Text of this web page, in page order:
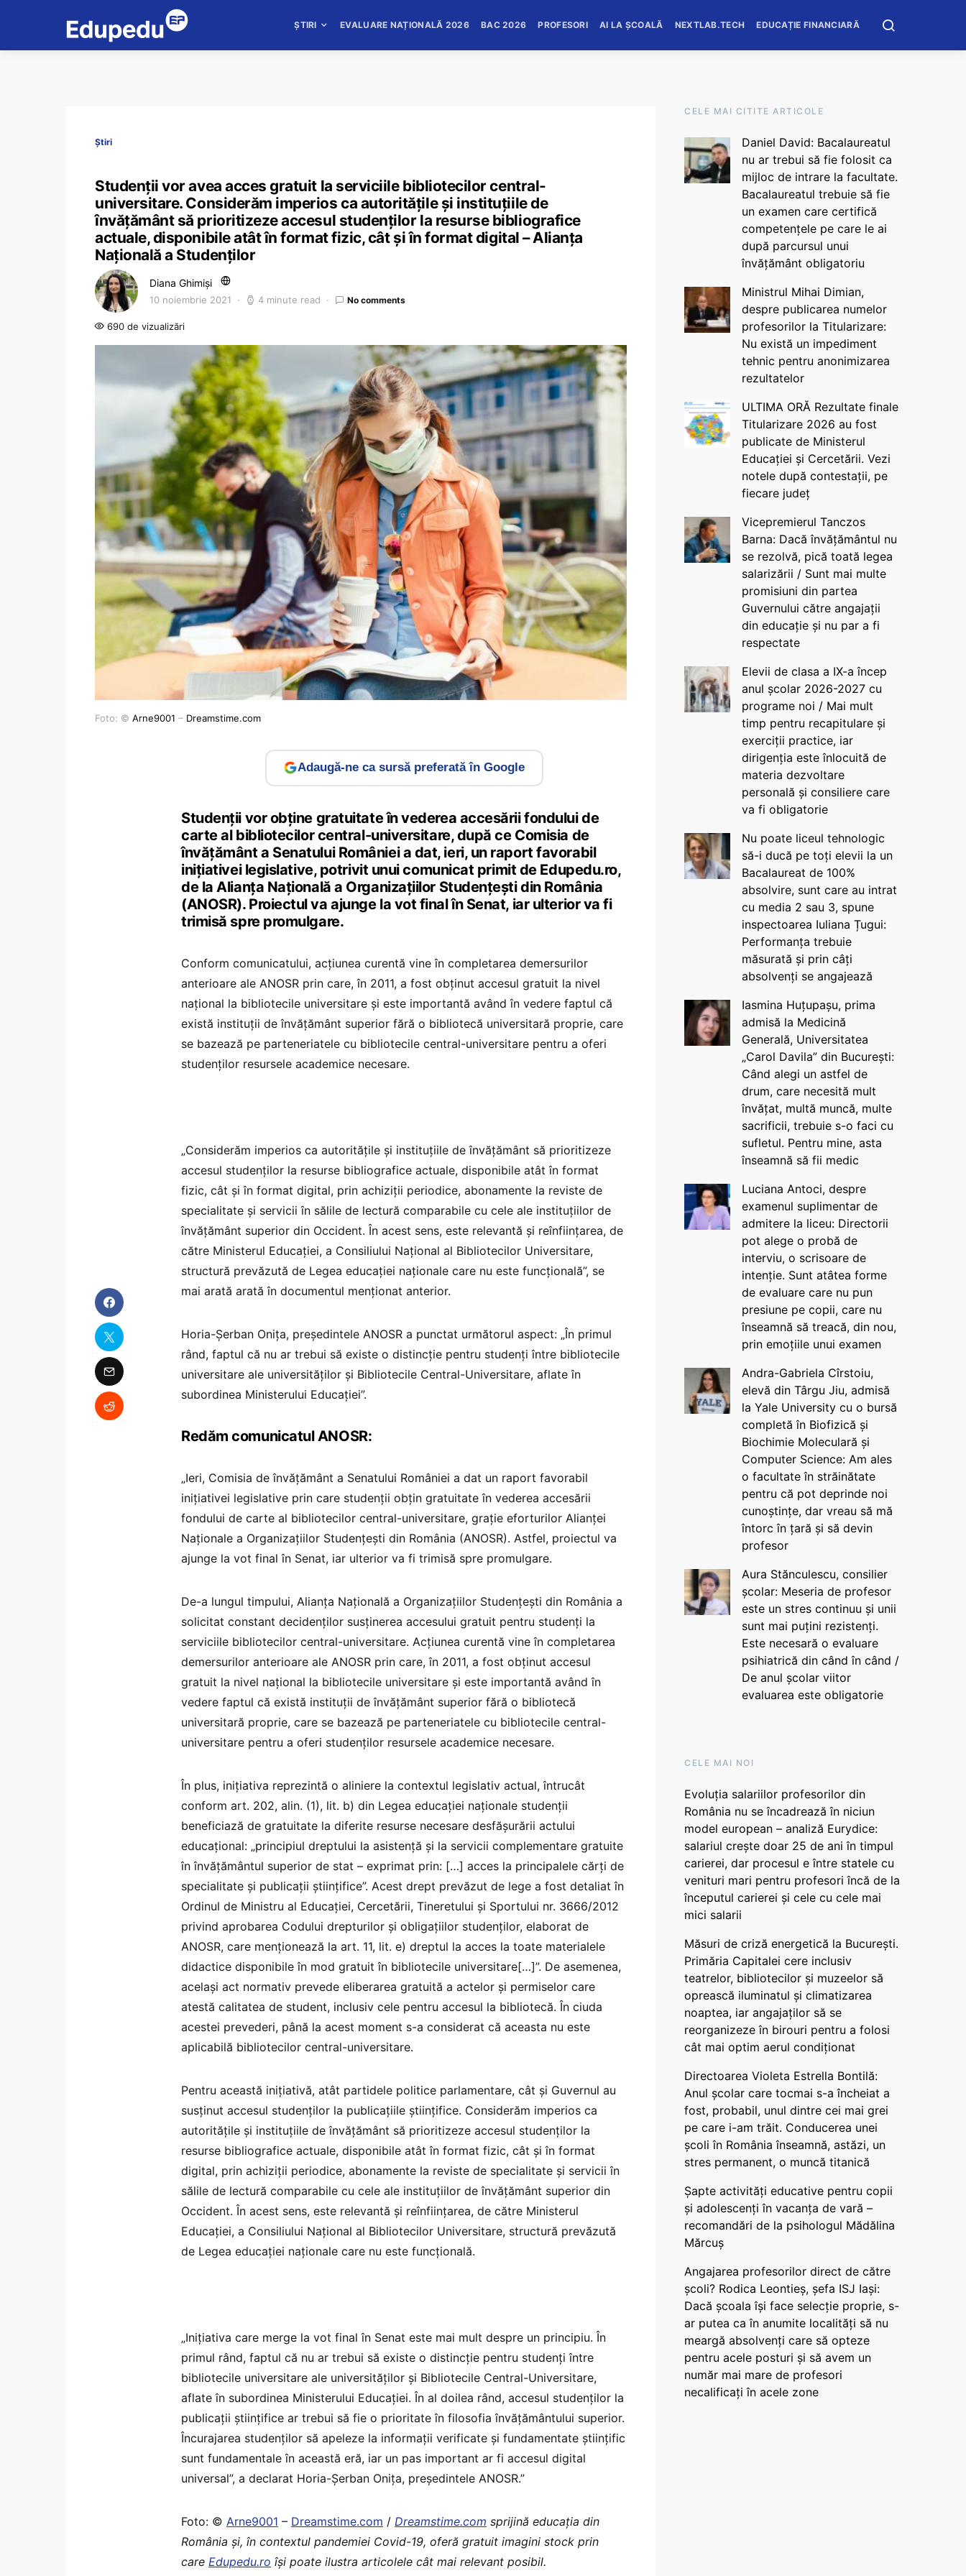
ȘTIRI EVALUARE NAȚIONALĂ 2026 BAC 2026 PROFESORI AI LA ȘCOALĂ NEXTLAB.TECH EDUCAȚIE FINANCIARĂ
Știri
Studenții vor avea acces gratuit la serviciile bibliotecilor central-
universitare. Considerăm imperios ca autoritățile și instituțiile de
învățământ să prioritizeze accesul studenților la resurse bibliografice
actuale, disponibile atât în format fizic, cât și în format digital – Alianța
Națională a Studenților
Diana Ghimiși
10 noiembrie 2021 4 minute read No comments
690 de vizualizări
Foto: © Arne9001 – Dreamstime.com
Adaugă-ne ca sursă preferată în Google
Studenții vor obține gratuitate în vederea accesării fondului de
carte al bibliotecilor central-universitare, după ce Comisia de
învățământ a Senatului României a dat, ieri, un raport favorabil
inițiativei legislative, potrivit unui comunicat primit de Edupedu.ro,
de la Alianța Națională a Organizațiilor Studențești din România
(ANOSR). Proiectul va ajunge la vot final în Senat, iar ulterior va fi
trimisă spre promulgare.
Conform comunicatului, acțiunea curentă vine în completarea demersurilor
anterioare ale ANOSR prin care, în 2011, a fost obținut accesul gratuit la nivel
național la bibliotecile universitare și este importantă având în vedere faptul că
există instituții de învățământ superior fără o bibliotecă universitară proprie, care
se bazează pe parteneriatele cu bibliotecile central-universitare pentru a oferi
studenților resursele academice necesare.
„Considerăm imperios ca autoritățile și instituțiile de învățământ să prioritizeze
accesul studenților la resurse bibliografice actuale, disponibile atât în format
fizic, cât și în format digital, prin achiziții periodice, abonamente la reviste de
specialitate și servicii în sălile de lectură comparabile cu cele ale instituțiilor de
învățământ superior din Occident. În acest sens, este relevantă și reînființarea, de
către Ministerul Educației, a Consiliului Național al Bibliotecilor Universitare,
structură prevăzută de Legea educației naționale care nu este funcțională”, se
mai arată arată în documentul menționat anterior.
Horia-Șerban Onița, președintele ANOSR a punctat următorul aspect: „În primul
rând, faptul că nu ar trebui să existe o distincție pentru studenți între bibliotecile
universitare ale universităților și Bibliotecile Central-Universitare, aflate în
subordinea Ministerului Educației”.
Redăm comunicatul ANOSR:
„Ieri, Comisia de învățământ a Senatului României a dat un raport favorabil
inițiativei legislative prin care studenții obțin gratuitate în vederea accesării
fondului de carte al bibliotecilor central-universitare, grație eforturilor Alianței
Naționale a Organizațiilor Studențești din România (ANOSR). Astfel, proiectul va
ajunge la vot final în Senat, iar ulterior va fi trimisă spre promulgare.
De-a lungul timpului, Alianța Națională a Organizațiilor Studențești din România a
solicitat constant decidenților susținerea accesului gratuit pentru studenți la
serviciile bibliotecilor central-universitare. Acțiunea curentă vine în completarea
demersurilor anterioare ale ANOSR prin care, în 2011, a fost obținut accesul
gratuit la nivel național la bibliotecile universitare și este importantă având în
vedere faptul că există instituții de învățământ superior fără o bibliotecă
universitară proprie, care se bazează pe parteneriatele cu bibliotecile central-
universitare pentru a oferi studenților resursele academice necesare.
În plus, inițiativa reprezintă o aliniere la contextul legislativ actual, întrucât
conform art. 202, alin. (1), lit. b) din Legea educației naționale studenții
beneficiază de gratuitate la diferite resurse necesare desfășurării actului
educațional: „principiul dreptului la asistență și la servicii complementare gratuite
în învățământul superior de stat – exprimat prin: […] acces la principalele cărți de
specialitate și publicații științifice”. Acest drept prevăzut de lege a fost detaliat în
Ordinul de Ministru al Educației, Cercetării, Tineretului și Sportului nr. 3666/2012
privind aprobarea Codului drepturilor și obligațiilor studenților, elaborat de
ANOSR, care menționează la art. 11, lit. e) dreptul la acces la toate materialele
didactice disponibile în mod gratuit în bibliotecile universitare[…]”. De asemenea,
același act normativ prevede eliberarea gratuită a actelor și permiselor care
atestă calitatea de student, inclusiv cele pentru accesul la bibliotecă. În ciuda
acestei prevederi, până la acest moment s-a considerat că aceasta nu este
aplicabilă bibliotecilor central-universitare.
Pentru această inițiativă, atât partidele politice parlamentare, cât și Guvernul au
susținut accesul studenților la publicațiile științifice. Considerăm imperios ca
autoritățile și instituțiile de învățământ să prioritizeze accesul studenților la
resurse bibliografice actuale, disponibile atât în format fizic, cât și în format
digital, prin achiziții periodice, abonamente la reviste de specialitate și servicii în
sălile de lectură comparabile cu cele ale instituțiilor de învățământ superior din
Occident. În acest sens, este relevantă și reînființarea, de către Ministerul
Educației, a Consiliului Național al Bibliotecilor Universitare, structură prevăzută
de Legea educației naționale care nu este funcțională.
„Inițiativa care merge la vot final în Senat este mai mult despre un principiu. În
primul rând, faptul că nu ar trebui să existe o distincție pentru studenți între
bibliotecile universitare ale universităților și Bibliotecile Central-Universitare,
aflate în subordinea Ministerului Educației. În al doilea rând, accesul studenților la
publicații științifice ar trebui să fie o prioritate în filosofia învățământului superior.
Încurajarea studenților să apeleze la informații verificate și fundamentate științific
sunt fundamentale în această eră, iar un pas important ar fi accesul digital
universal”, a declarat Horia-Șerban Onița, președintele ANOSR.” ­­
Foto: © Arne9001 – Dreamstime.com / Dreamstime.com sprijină educaţia din
România şi, în contextul pandemiei Covid-19, oferă gratuit imagini stock prin
care Edupedu.ro îşi poate ilustra articolele cât mai relevant posibil.
CELE MAI CITITE ARTICOLE
Daniel David: Bacalaureatul
nu ar trebui să fie folosit ca
mijloc de intrare la facultate.
Bacalaureatul trebuie să fie
un examen care certifică
competențele pe care le ai
după parcursul unui
învățământ obligatoriu
Ministrul Mihai Dimian,
despre publicarea numelor
profesorilor la Titularizare:
Nu există un impediment
tehnic pentru anonimizarea
rezultatelor
ULTIMA ORĂ Rezultate finale
Titularizare 2026 au fost
publicate de Ministerul
Educației și Cercetării. Vezi
notele după contestații, pe
fiecare județ
Vicepremierul Tanczos
Barna: Dacă învățământul nu
se rezolvă, pică toată legea
salarizării / Sunt mai multe
promisiuni din partea
Guvernului către angajații
din educație și nu par a fi
respectate
Elevii de clasa a IX-a încep
anul școlar 2026-2027 cu
programe noi / Mai mult
timp pentru recapitulare și
exerciții practice, iar
dirigenția este înlocuită de
materia dezvoltare
personală și consiliere care
va fi obligatorie
Nu poate liceul tehnologic
să-i ducă pe toți elevii la un
Bacalaureat de 100%
absolvire, sunt care au intrat
cu media 2 sau 3, spune
inspectoarea Iuliana Țugui:
Performanța trebuie
măsurată și prin câți
absolvenți se angajează
Iasmina Huțupașu, prima
admisă la Medicină
Generală, Universitatea
„Carol Davila” din București:
Când alegi un astfel de
drum, care necesită mult
învățat, multă muncă, multe
sacrificii, trebuie s-o faci cu
sufletul. Pentru mine, asta
înseamnă să fii medic
Luciana Antoci, despre
examenul suplimentar de
admitere la liceu: Directorii
pot alege o probă de
interviu, o scrisoare de
intenție. Sunt atâtea forme
de evaluare care nu pun
presiune pe copii, care nu
înseamnă să treacă, din nou,
prin emoțiile unui examen
Andra-Gabriela Cîrstoiu,
elevă din Târgu Jiu, admisă
la Yale University cu o bursă
completă în Biofizică și
Biochimie Moleculară și
Computer Science: Am ales
o facultate în străinătate
pentru că pot deprinde noi
cunoștințe, dar vreau să mă
întorc în țară și să devin
profesor
Aura Stănculescu, consilier
școlar: Meseria de profesor
este un stres continuu și unii
sunt mai puțini rezistenți.
Este necesară o evaluare
psihiatrică din când în când /
De anul școlar viitor
evaluarea este obligatorie
CELE MAI NOI
Evoluția salariilor profesorilor din
România nu se încadrează în niciun
model european – analiză Eurydice:
salariul crește doar 25 de ani în timpul
carierei, dar procesul e între statele cu
venituri mari pentru profesori încă de la
începutul carierei și cele cu cele mai
mici salarii
Măsuri de criză energetică la București.
Primăria Capitalei cere inclusiv
teatrelor, bibliotecilor și muzeelor să
oprească iluminatul și climatizarea
noaptea, iar angajaților să se
reorganizeze în birouri pentru a folosi
cât mai optim aerul condiționat
Directoarea Violeta Estrella Bontilă:
Anul școlar care tocmai s-a încheiat a
fost, probabil, unul dintre cei mai grei
pe care i-am trăit. Conducerea unei
școli în România înseamnă, astăzi, un
stres permanent, o muncă titanică
Șapte activități educative pentru copii
și adolescenți în vacanța de vară –
recomandări de la psihologul Mădălina
Mărcuș
Angajarea profesorilor direct de către
școli? Rodica Leontieș, șefa ISJ Iași:
Dacă școala își face selecție proprie, s-
ar putea ca în anumite localități să nu
meargă absolvenți care să opteze
pentru acele posturi și să avem un
număr mai mare de profesori
necalificați în acele zone